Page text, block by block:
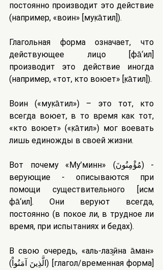
постоянно производит это действие
(например, «воин» [мук̣а̄тил]).
Глагольная форма означает, что
действующее лицо [фа̄‘ил]
производит это действие иногда
(например, «тот, кто воюет» [к̣а̄тил]).
Воин («мук̣а̄тил») – это тот, кто
всегда воюет, в то время как тот,
«кто воюет» («к̣а̄тил») мог воевать
лишь единожды в своей жизни.
Вот почему «Му’минӯн» (مُؤْمِنُونَ) -
верующие - описываются при
помощи существительного [исм
фа̄‘ил]. Они веруют всегда,
постоянно (в покое ли, в трудное ли
время, при испытаниях и бедах).
В свою очередь, «аль-лаз̱ӣна а̄манӯ»
(الَّذِينَ آمَنُواْ) [глагол/временная форма]